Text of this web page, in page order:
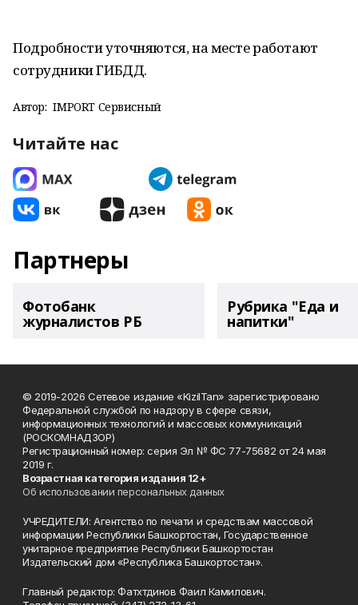
Подробности уточняются, на месте работают
сотрудники ГИБДД.
Автор: IMPORT Сервисный
Читайте нас
Партнеры
Фотобанк
журналистов РБ
Рубрика "Еда и
напитки"
© 2019-2026 Сетевое издание «KizilTan» зарегистрировано
Федеральной службой по надзору в сфере связи,
информационных технологий и массовых коммуникаций
(РОСКОМНАДЗОР)
Регистрационный номер: серия Эл № ФС 77-75682 от 24 мая
2019 г.
Возрастная категория издания 12+
Об использовании персональных данных
УЧРЕДИТЕЛИ: Агентство по печати и средствам массовой
информации Республики Башкортостан, Государственное
унитарное предприятие Республики Башкортостан
Издательский дом «Республика Башкортостан».
Главный редактор: Фатхтдинов Фаил Камилович.